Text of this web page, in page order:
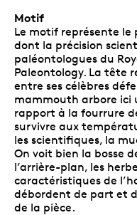
Motif
Le motif représente
dont la précision
paléontologues du
Paleontology. La tête
entre ses célèbres
mammouth arbore ici
rapport à la fourrure
survivre aux
les scientifiques, la
On voit bien la bosse
l’arrière-plan, les
caractéristiques de
débordent de part et
de la pièce.